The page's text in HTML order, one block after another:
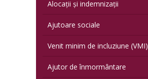
Alocații și indemnizații
Ajutoare sociale
Venit minim de incluziune (VMI)
Ajutor de înmormântare